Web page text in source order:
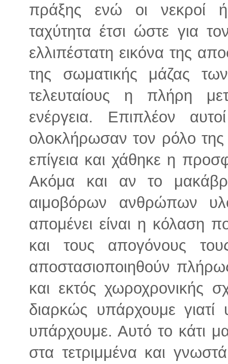
πράξης ενώ οι νεκροί
ταχύτητα έτσι ώστε για
ελλιπέστατη εικόνα της
της σωματικής μάζας
τελευταίους η πλήρη
ενέργεια. Επιπλέον
ολοκλήρωσαν τον ρόλο
επίγεια και χάθηκε η
Ακόμα και αν το
αιμοβόρων ανθρώπων
απομένει είναι η κόλαση
και τους απογόνους
αποστασιοποιηθούν
και εκτός χωροχρονικής
διαρκώς υπάρχουμε
υπάρχουμε. Αυτό το κάτι
στα τετριμμένα και